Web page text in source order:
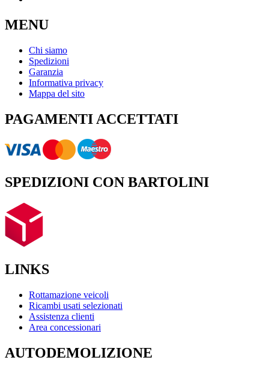
MENU
Chi siamo
Spedizioni
Garanzia
Informativa privacy
Mappa del sito
PAGAMENTI ACCETTATI
SPEDIZIONI CON BARTOLINI
LINKS
Rottamazione veicoli
Ricambi usati selezionati
Assistenza clienti
Area concessionari
AUTODEMOLIZIONE